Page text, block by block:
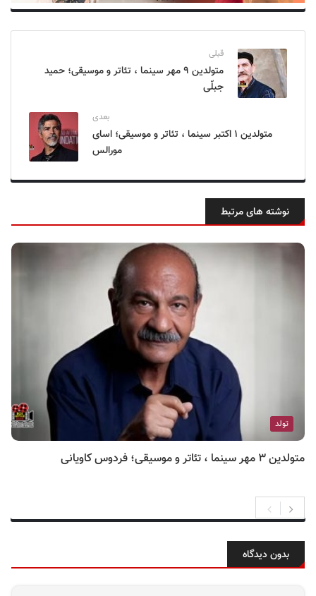
قبلی
متولدین ۹ مهر سینما ، تئاتر و موسیقی؛ حمید
جبلّی
بعدی
متولدین ۱ اکتبر سینما ، تئاتر و موسیقی؛ اسای
مورالس
نوشته های مرتبط
تولد
متولدین ۳ مهر سینما ، تئاتر و موسیقی؛ فردوس کاویانی
بدون دیدگاه